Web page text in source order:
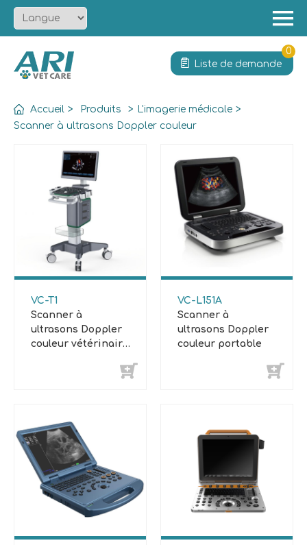
Solution
Services
Actualités
Contact
Liste de demande
0
Accueil > Produits > L'imagerie médicale >
Scanner à ultrasons Doppler couleur
VC-T1
Scanner à
ultrasons Doppler
couleur vétérinaire
VC-L151A
Scanner à
ultrasons Doppler
couleur portable